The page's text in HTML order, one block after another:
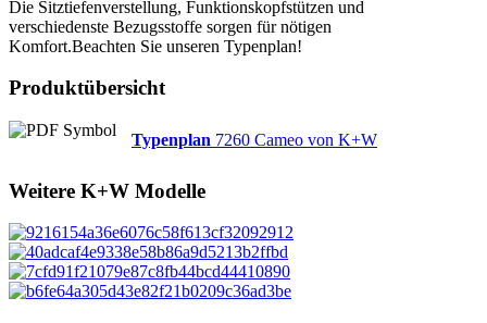
Die Sitztiefenverstellung, Funktionskopfstützen und
verschiedenste Bezugsstoffe sorgen für nötigen
Komfort.Beachten Sie unseren Typenplan!
Produktübersicht
Typenplan 7260 Cameo von K+W
Weitere K+W Modelle